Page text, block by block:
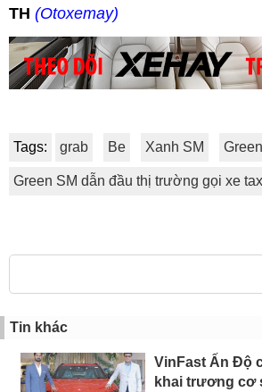
TH (Otoxemay)
Tags: grab Be Xanh SM
Green SM dẫn đầu thị trường gọi xe
Tin khác
VinFast Ấn Độ
khai trương cơ